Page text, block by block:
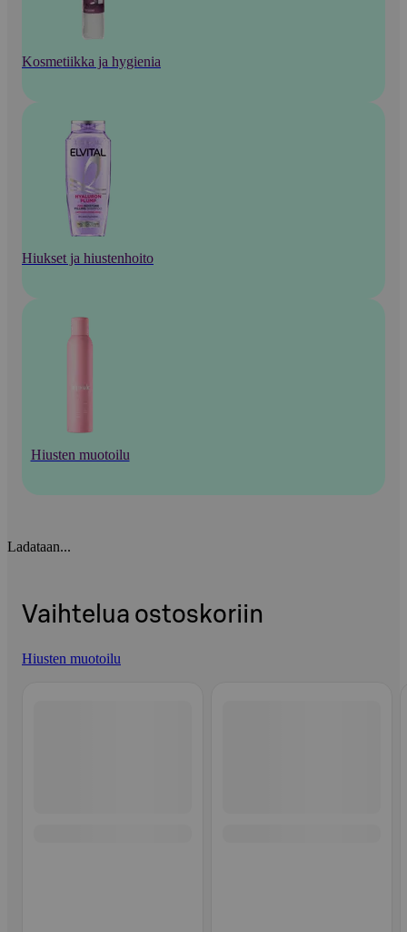
Kosmetiikka ja hygienia
Hiukset ja hiustenhoito
Hiusten muotoilu
Ladataan...
Vaihtelua ostoskoriin
Hiusten muotoilu